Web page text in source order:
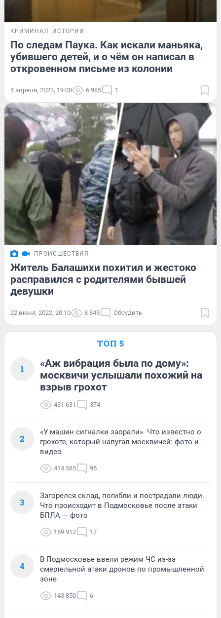
КРИМИНАЛ ИСТОРИИ
По следам Паука. Как искали маньяка,
убившего детей, и о чём он написал в
откровенном письме из колонии
4 апреля, 2023, 19:00 6 985 1
ПРОИСШЕСТВИЯ
Житель Балашихи похитил и жестоко
расправился с родителями бывшей
девушки
22 июня, 2022, 20:10 8 845 Обсудить
ТОП 5
1
«Аж вибрация была по дому»:
москвичи услышали похожий на
взрыв грохот
431 631 374
2
«У машин сигналки заорали». Что известно о
грохоте, который напугал москвичей: фото и
видео
414 585 95
3
Загорелся склад, погибли и пострадали люди.
Что происходит в Подмосковье после атаки
БПЛА — фото
159 912 17
4
В Подмосковье ввели режим ЧС из-за
смертельной атаки дронов по промышленной
зоне
143 850 6